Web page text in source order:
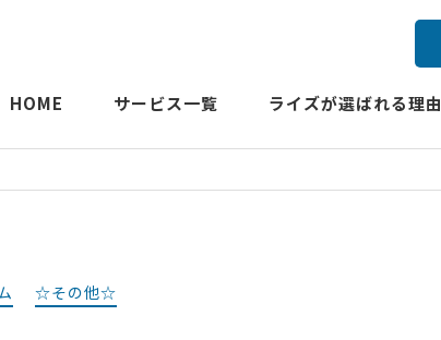
HOME サービス一覧 ライズが選ばれる理由
☆その他☆